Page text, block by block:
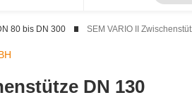
80 bis DN 300 SEM VARIO II
DN 130